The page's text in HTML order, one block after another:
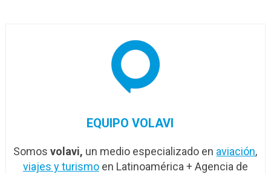
EQUIPO VOLAVI
Somosvolavi, un medio especializado en aviación,
viajes y turismoen Latinoamérica + Agencia de